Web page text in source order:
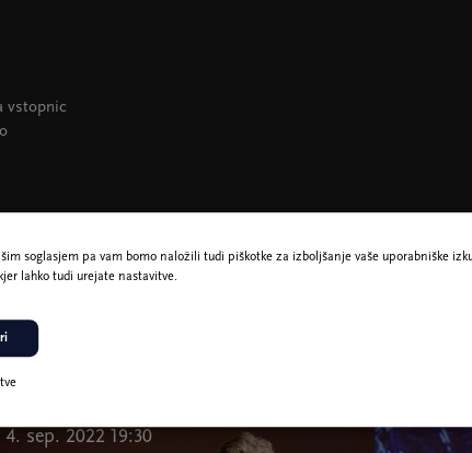
vstopnic
4. sep. 2022 19:30
soglasjem pa vam bomo naložili tudi piškotke za izboljšanje vaše uporabniške
lahko tudi urejate nastavitve.